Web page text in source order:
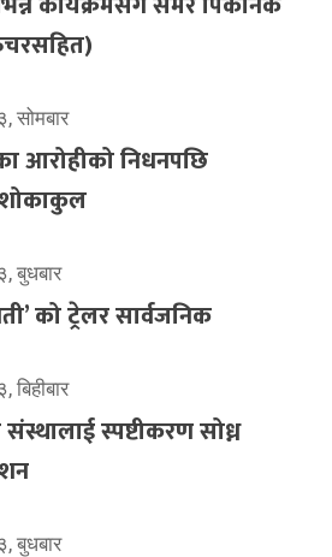
सोमबार
आरोहीको निधनपछि
शोकाकुल
बुधबार
को ट्रेलर सार्वजनिक
संस्थालाई स्पष्टीकरण सोध्न
बुधबार